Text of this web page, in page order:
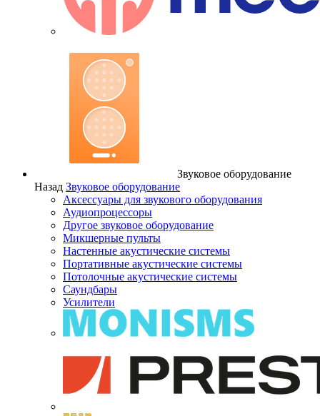
Звуковое оборудование
Назад Звуковое оборудование
Аксессуары для звукового оборудования
Аудиопроцессоры
Другое звуковое оборудование
Микшерные пульты
Настенные акустические системы
Портативные акустические системы
Потолочные акустические системы
Саундбары
Усилители